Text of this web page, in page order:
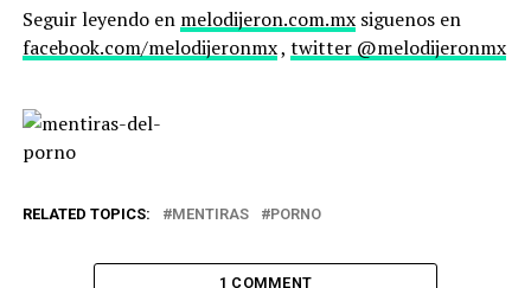
Seguir leyendo en melodijeron.com.mxsiguenos en
facebook.com/melodijeronmx, twitter @melodijeronmx
RELATED TOPICS: MENTIRAS PORNO
1 COMMENT